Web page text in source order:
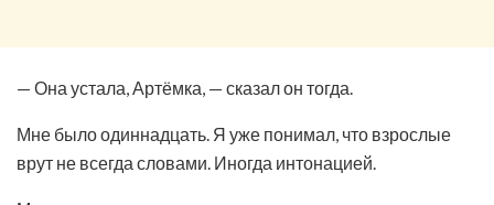
— Она устала, Артёмка, — сказал он тогда.
Мне было одиннадцать. Я уже понимал, что взрослые
врут не всегда словами. Иногда интонацией.